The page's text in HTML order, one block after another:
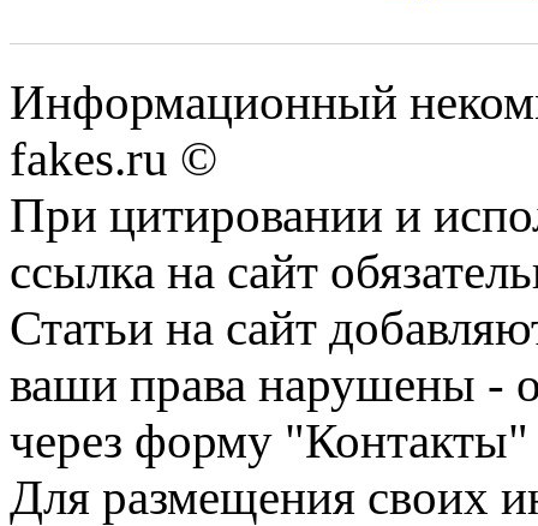
Информационный
fakes.ru ©
При цитировании и
ссылка на сайт
Статьи на сайт
ваши права нарушены -
через форму "Контакты"
Для размещения своих